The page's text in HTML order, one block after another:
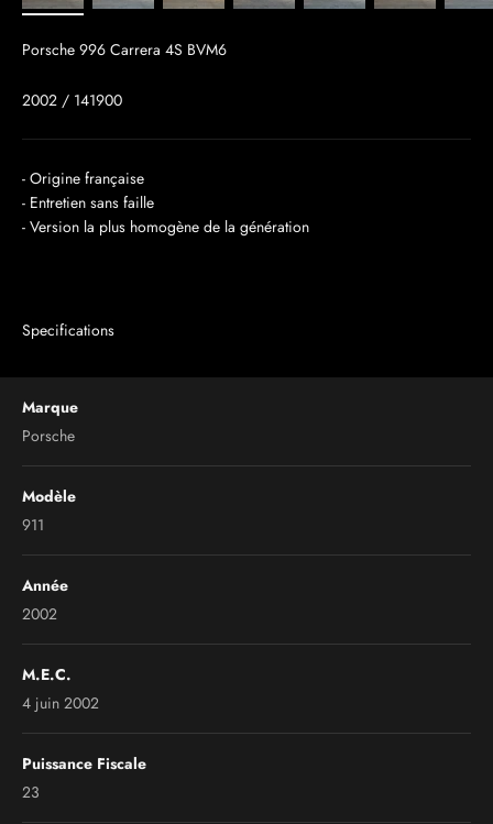
Porsche 996 Carrera 4S BVM6
2002 / 141900
- Origine française
- Entretien sans faille
- Version la plus homogène de la génération
Specifications
Marque
Porsche
Modèle
911
Année
2002
M.E.C.
4 juin 2002
Puissance Fiscale
23